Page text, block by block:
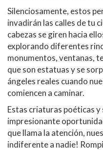
Silenciosamente, estos
invadirán las calles de tu
cabezas se giren hacia
explorando diferentes
monumentos, ventanas,
que son estatuas y se
ángeles reales cuando
comiencen a caminar.
Estas criaturas poéticas
impresionante
que llama la atención,
indiferente a nadie!